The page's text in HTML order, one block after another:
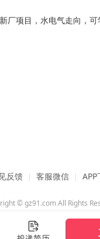
厂项目，水电气走向，可
反馈 | 客服微信 | APP
© gz91.com All Rights